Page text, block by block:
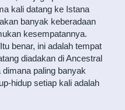
kali datang ke Istana
banyak keberadaan
kesempatannya.
benar, ini adalah tempat
diadakan di Ancestral
paling banyak
hidup setiap kali adalah